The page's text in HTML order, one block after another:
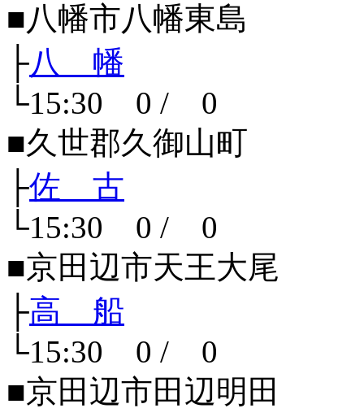
■八幡市八幡東島
├八 幡
└15:30 0 / 0
■久世郡久御山町
├佐 古
└15:30 0 / 0
■京田辺市天王大尾
├高 船
└15:30 0 / 0
■京田辺市田辺明田